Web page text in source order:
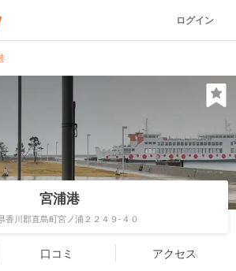
ログイン
宮浦港
香川郡直島町宮ノ浦２２４９-４０
口コミ アクセス